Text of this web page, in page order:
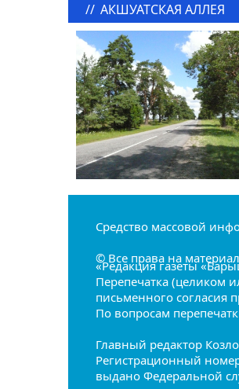
// АКШУАТСКАЯ АЛЛЕЯ
Средство массовой
© Все права на
«Редакция газеты
Перепечатка (целиком
письменного согласия
По вопросам
Главный редактор
Регистрационный
выдано Федеральной